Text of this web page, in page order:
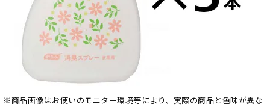
※商品画像はお使いのモニター環境等により、実際の商品と色味が異な